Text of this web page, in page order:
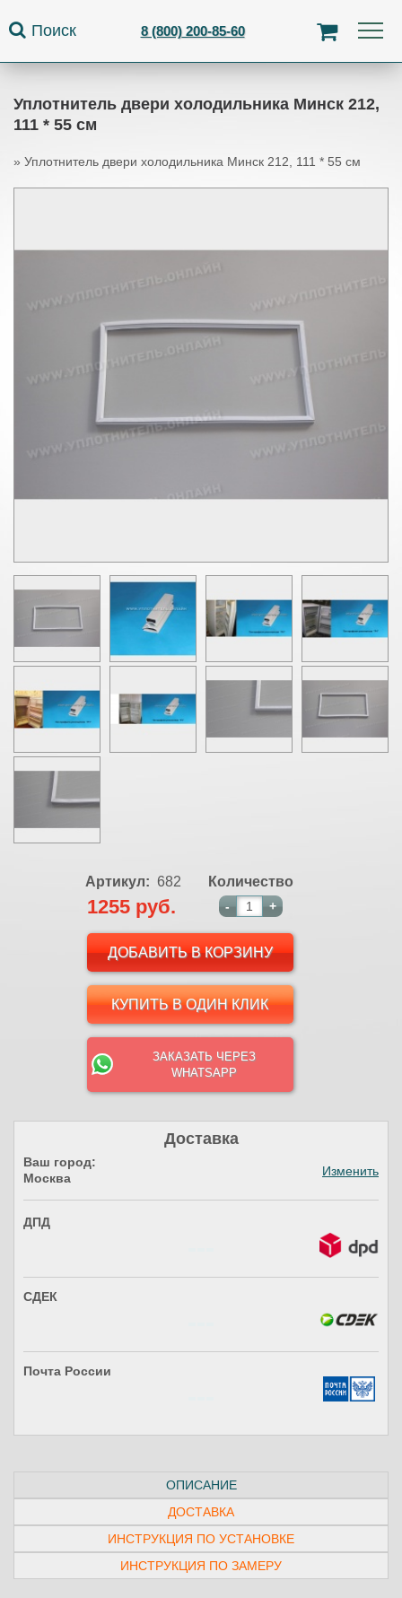
Поиск 8 (800) 200-85-60
Уплотнитель двери холодильника Минск 212,
111 * 55 см
Вы здесь
» Уплотнитель двери холодильника Минск 212, 111 * 55 см
Артикул: 682
1255 руб.
Количество
- +
КУПИТЬ В ОДИН КЛИК
ЗАКАЗАТЬ ЧЕРЕЗ
WHATSAPP
Доставка
Ваш город:
Москва
Изменить
ДПД
СДЕК
Почта России
ОПИСАНИЕ
ДОСТАВКА
ИНСТРУКЦИЯ ПО УСТАНОВКЕ
ИНСТРУКЦИЯ ПО ЗАМЕРУ